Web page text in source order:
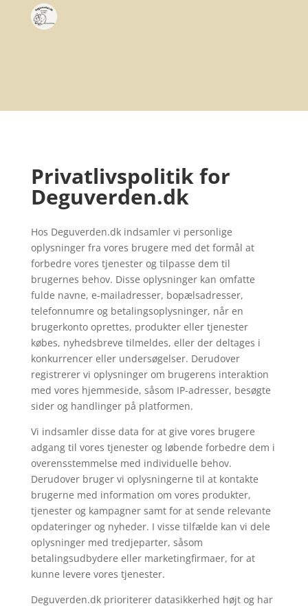
Privatlivspolitik for
Deguverden.dk
Hos Deguverden.dk indsamler vi personlige
oplysninger fra vores brugere med det formål at
forbedre vores tjenester og tilpasse dem til
brugernes behov. Disse oplysninger kan omfatte
fulde navne, e-mailadresser, bopælsadresser,
telefonnumre og betalingsoplysninger, når en
brugerkonto oprettes, produkter eller tjenester
købes, nyhedsbreve tilmeldes, eller der deltages i
konkurrencer eller undersøgelser. Derudover
registrerer vi oplysninger om brugerens interaktion
med vores hjemmeside, såsom IP-adresser, besøgte
sider og handlinger på platformen.
Vi indsamler disse data for at give vores brugere
adgang til vores tjenester og løbende forbedre dem i
overensstemmelse med individuelle behov.
Derudover bruger vi oplysningerne til at kontakte
brugerne med information om vores produkter,
tjenester og kampagner samt for at sende relevante
opdateringer og nyheder. I visse tilfælde kan vi dele
oplysninger med tredjeparter, såsom
betalingsudbydere eller marketingfirmaer, for at
kunne levere vores tjenester.
Deguverden.dk prioriterer datasikkerhed højt og har